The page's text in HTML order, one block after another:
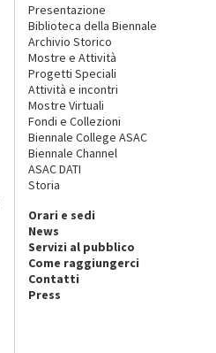
Presentazione
Biblioteca della Biennale
Archivio Storico
Mostre e Attività
Progetti Speciali
Attività e incontri
Mostre Virtuali
Fondi e Collezioni
Biennale College ASAC
Biennale Channel
ASAC DATI
Storia
Orari e sedi
News
Servizi al pubblico
Come raggiungerci
Contatti
Press